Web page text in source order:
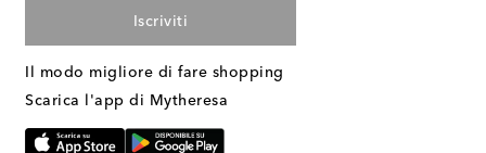
Iscriviti
Il modo migliore di fare shopping
Scarica l'app di Mytheresa